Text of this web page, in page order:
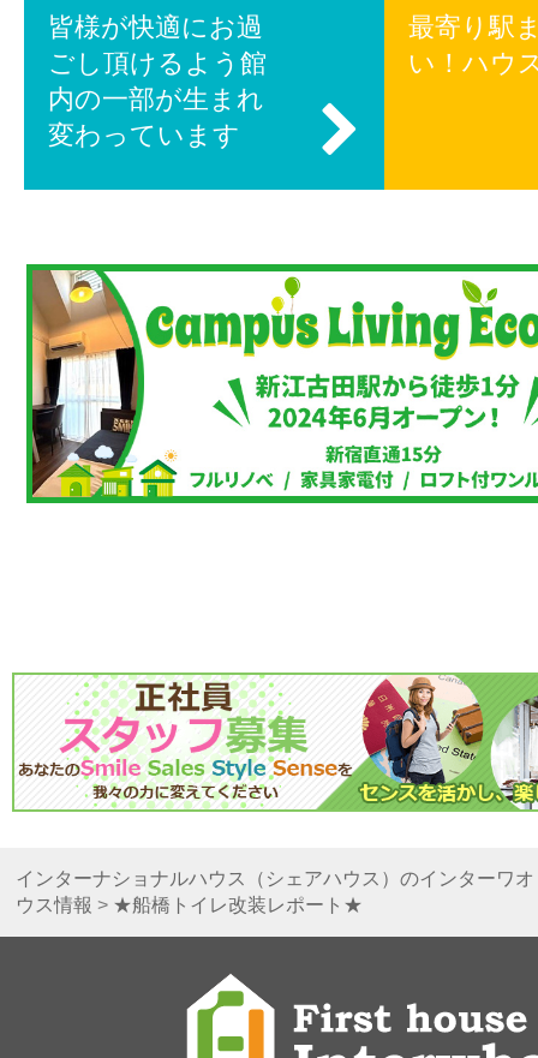
皆様が快適にお過
ごし頂けるよう館
内の一部が生まれ
変わっています
最寄り駅
い！ハウ
インターナショナルハウス（シェアハウス）のインターワオ
ウス情報 > ★船橋トイレ改装レポート★